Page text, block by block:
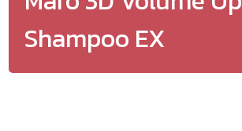
Shampoo EX